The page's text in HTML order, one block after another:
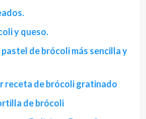
y queso.
de brócoli más sencilla y
receta de brócoli gratinado
de brócoli